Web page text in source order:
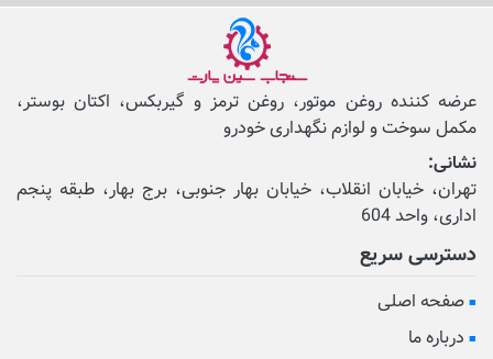
عرضه کننده روغن موتور، روغن ترمز و گیربکس، اکتان بوستر،
مکمل‌ سوخت و لوازم نگهداری خودرو
نشانی:
تهران، خیابان انقلاب، خیابان بهار جنوبی، برج بهار، طبقه پنجم
اداری، واحد 604
دسترسی سریع
صفحه اصلی
درباره ما